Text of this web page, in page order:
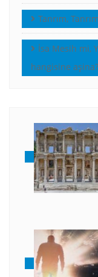
Tanrım,
İsa Mesih mi,
hangisine aşina?